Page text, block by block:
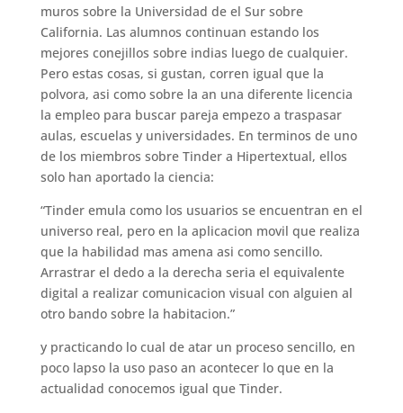
muros sobre la Universidad de el Sur sobre
California. Las alumnos continuan estando los
mejores conejillos sobre indias luego de cualquier.
Pero estas cosas, si gustan, corren igual que la
polvora, asi­ como sobre la an una diferente licencia
la empleo para buscar pareja empezo a traspasar
aulas, escuelas y universidades. En terminos de uno
de los miembros sobre Tinder a Hipertextual, ellos
solo han aportado la ciencia:
“Tinder emula como los usuarios se encuentran en el
universo real, pero en la aplicacion movil que realiza
que la habilidad mas amena asi­ como sencillo.
Arrastrar el dedo a la derecha seri­a el equivalente
digital a realizar comunicacion visual con alguien al
otro bando sobre la habitacion.”
y practicando lo cual de atar un proceso sencillo, en
poco lapso la uso paso an acontecer lo que en la
actualidad conocemos igual que Tinder.